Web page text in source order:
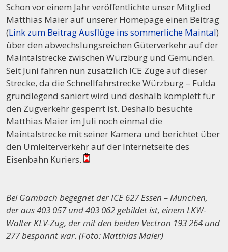
Schon vor einem Jahr veröffentlichte unser Mitglied
Matthias Maier auf unserer Homepage einen Beitrag
(Link zum Beitrag Ausflüge ins sommerliche Maintal)
über den abwechslungsreichen Güterverkehr auf der
Maintalstrecke zwischen Würzburg und Gemünden.
Seit Juni fahren nun zusätzlich ICE Züge auf dieser
Strecke, da die Schnellfahrstrecke Würzburg – Fulda
grundlegend saniert wird und deshalb komplett für
den Zugverkehr gesperrt ist. Deshalb besuchte
Matthias Maier im Juli noch einmal die
Maintalstrecke mit seiner Kamera und berichtet über
den Umleiterverkehr auf der Internetseite des
Eisenbahn Kuriers.
Bei Gambach begegnet der ICE 627 Essen – München,
der aus 403 057 und 403 062 gebildet ist, einem LKW-
Walter KLV-Zug, der mit den beiden Vectron 193 264 und
277 bespannt war. (Foto: Matthias Maier)